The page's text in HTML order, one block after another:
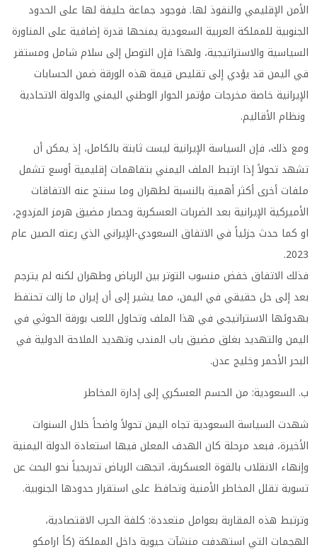
الأمن الإقليمي والنفوذ لها. فوجود جماعة حليفة لها على الحدود
الجنوبية للمملكة العربية السعودية يمنحها قدرة إضافية على المناورة
السياسية والاستراتيجية، ولهذا فإن التوصل إلى سلام شامل ومستقر
في اليمن قد يؤدي إلى تقليص قيمة هذه الورقة ضمن الحسابات
الإيرانية خاصة مخرجات مؤتمر الحوار الوطني اليمني والدولة الاتحادية
ونظام الأقاليم.
ومع ذلك، فإن السياسة الإيرانية ليست ثابتة بالكامل، إذ يمكن أن
تشهد تحولاً إذا ارتبط الملف اليمني بتفاهمات إقليمية أوسع تشمل
ملفات أخرى أكثر أهمية بالنسبة لطهران وما سنتج عنه الاتفاقات
الأميركية الإيرانية بعد الضربات العسكرية وحصار مضيق هرمز المزدوج،
او كما حدث جزئياً في الاتفاق السعودي-الإيراني الذي رعته الصين عام
2023.
فذلك الاتفاق خفض منسوب التوتر بين الرياض وطهران لكنه لم يترجم
بعد إلى حل حقيقي في اليمن، مما يشير إلى أن إيران ما زالت تحتفظ
بهدوئها الاستراتيجي في هذا الملف وتحاول اللعب بورقة الحوثي في
اليمن والتهديد بغلق مضيق باب المندب وتهديد الملاحة الدولية في
البحر الأحمر وخليج عدن.
ب. السعودية: من الحسم العسكري إلى إدارة المخاطر
شهدت السياسة السعودية تجاه اليمن تحولاً واضحاً خلال السنوات
الأخيرة، فبعد مرحلة كان الهدف المعلن فيها استعادة الدولة اليمنية
وإنهاء الانقلاب بالقوة العسكرية، اتجهت الرياض تدريجياً نحو البحث عن
تسوية تقلل المخاطر الأمنية وتحافظ على استقرار حدودها الجنوبية.
وترتبط هذه المقاربة بعوامل متعددة: كلفة الحرب الاقتصادية،
الهجمات التي استهدفت منشآت حيوية داخل المملكة (كأ ارامكو